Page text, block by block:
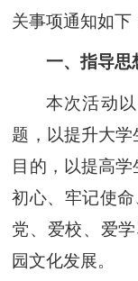
关事项通知如下
一、指导思
本次活动
题，以提升大
目的，以提高
初心、牢记使
党、爱校、爱
园文化发展。